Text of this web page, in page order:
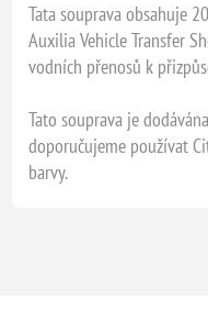
Tata souprava obsahuje
Auxilia Vehicle Transfer
vodních přenosů k
Tato souprava je
doporučujeme používat
barvy.